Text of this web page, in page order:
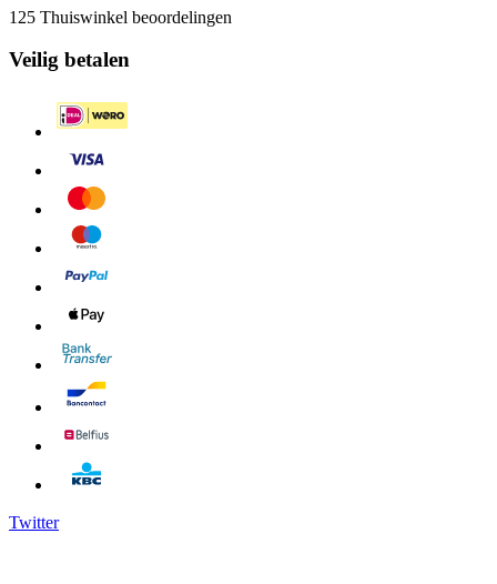
125 Thuiswinkel beoordelingen
Veilig betalen
Twitter